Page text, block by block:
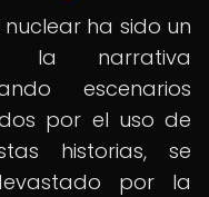
ha sido un
la narrativa
escenarios
por el uso de
historias, se
por la